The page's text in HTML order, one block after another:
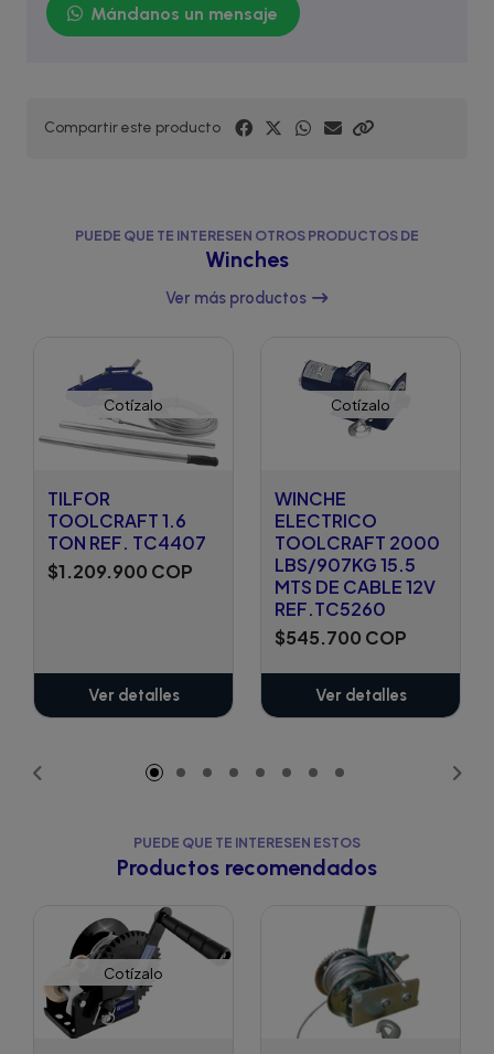
Mándanos un mensaje
Compartir este producto
PUEDE QUE TE INTERESEN OTROS PRODUCTOS DE
Winches
Ver más productos
Cotízalo
TILFOR
TOOLCRAFT 1.6
TON REF. TC4407
$1.209.900 COP
Ver detalles
Cotízalo
WINCHE
ELECTRICO
TOOLCRAFT 2000
LBS/907KG 15.5
MTS DE CABLE 12V
REF.TC5260
$545.700 COP
Ver detalles
PUEDE QUE TE INTERESEN ESTOS
Productos recomendados
Cotízalo